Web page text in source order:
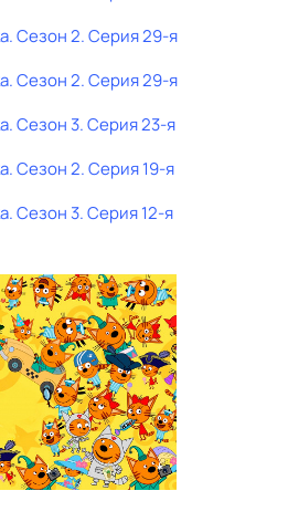
. Сезон 2. Серия 29-я
. Сезон 2. Серия 29-я
. Сезон 3. Серия 23-я
. Сезон 2. Серия 19-я
. Сезон 3. Серия 12-я